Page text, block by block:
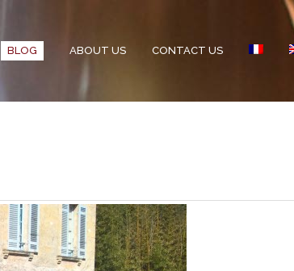
BLOG ABOUT US CONTACT US